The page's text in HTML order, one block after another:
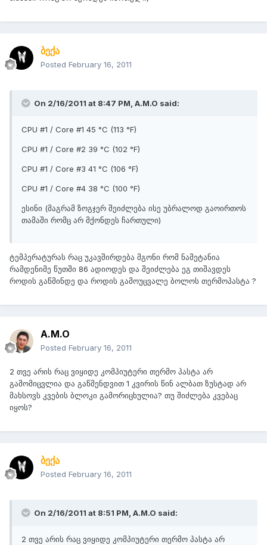
ბექა
Posted February 16, 2011
On 2/16/2011 at 8:47 PM, A.M.O said:
CPU #1 / Core #1 45 °C (113 °F)
CPU #1 / Core #2 39 °C (102 °F)
CPU #1 / Core #3 41 °C (106 °F)
CPU #1 / Core #4 38 °C (100 °F)
ესინი (მაგრამ ზოგჯერ შეიძლება ისე უბრალოდ გაოირთოს
თამაში რომც არ მქონდეს ჩართული)
ტემპერატურას რაც უკავშირდება მგონი რომ ნამეტანია
რამდენიმე წუთში 86 ადიოდეს და შეიძლება ეგ თიშავდეს
როდის გაწმინდე და როდის გამოუცვალე ბოლოს თერმოპასტა ?
A.M.O
Posted February 16, 2011
2 თვე არის რაც ვიყიდე კომპიუტერი თერმო პასტა არ
გამომიცვლია და გაწმენდვით 1 კვირის წინ ალბათ ზუსტად არ
მახსოვს კვების ბლოკი გამორიცხულია? თუ შიძლება კვებაც
იყოს?
ბექა
Posted February 16, 2011
On 2/16/2011 at 8:51 PM, A.M.O said:
2 თვე არის რაც ვიყიდე კომპიუტერი თერმო პასტა არ